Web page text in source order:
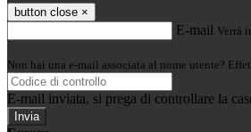
button close ×
E-mail Verrà
Non hai una e-mail associata al nome utente?
E-mail inviata, si prega di controllare la